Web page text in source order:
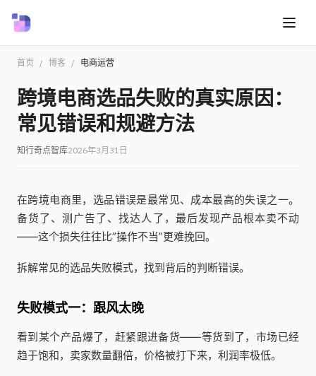
首页 / 博客 / 电商运营
跨境电商选品失败的真实原因：
常见错误和规避方法
知行奇点智库2026年3月31日
在跨境电商里，选品错误是最常见、成本最高的失误之一。
备货了、测广告了、找达人了，最后发现产品根本卖不动
——这个损失往往比”操作不当”更难挽回。
拆解常见的选品失败模式，找到背后的判断错误。
失败模式一：跟风太晚
看到某个产品爆了，赶紧跟进备货——等货到了，市场已经
趋于饱和，卖家数量翻倍，价格被打下来，利润率极低。